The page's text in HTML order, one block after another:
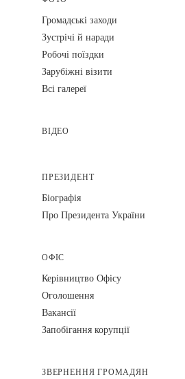
Громадські заходи
Зустрічі й наради
Робочі поїздки
Зарубіжні візити
Всі галереї
ВІДЕО
ПРЕЗИДЕНТ
Біографія
Про Президента України
ОФІС
Керівництво Офісу
Оголошення
Вакансії
Запобігання корупції
ЗВЕРНЕННЯ ГРОМАДЯН